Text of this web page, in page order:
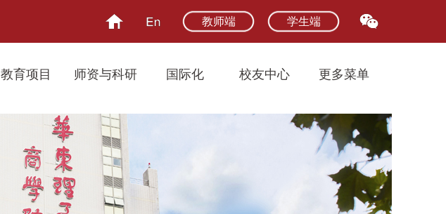
教师端 学生端
教育项目 师资与科研 国际化 校友中心 更多菜单